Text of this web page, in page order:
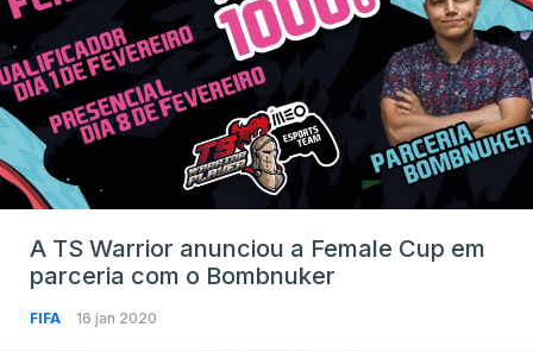
A TS Warrior anunciou a Female Cup em
parceria com o Bombnuker
FIFA 16 jan 2020